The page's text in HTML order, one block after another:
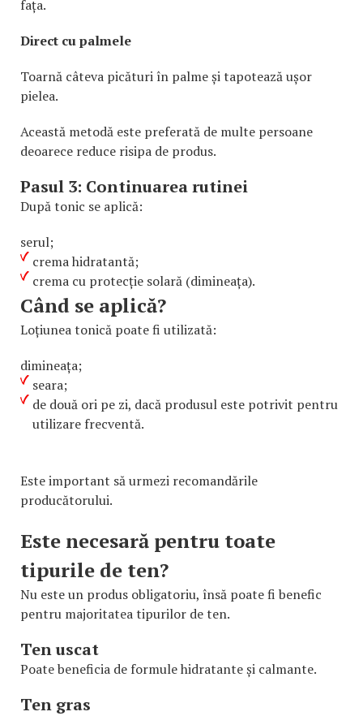
fața.
Direct cu palmele
Toarnă câteva picături în palme și tapotează ușor
pielea.
Această metodă este preferată de multe persoane
deoarece reduce risipa de produs.
Pasul 3: Continuarea rutinei
După tonic se aplică:
serul;
crema hidratantă;
crema cu protecție solară (dimineața).
Când se aplică?
Loțiunea tonică poate fi utilizată:
dimineața;
seara;
de două ori pe zi, dacă produsul este potrivit pentru
utilizare frecventă.
Este important să urmezi recomandările
producătorului.
Este necesară pentru toate
tipurile de ten?
Nu este un produs obligatoriu, însă poate fi benefic
pentru majoritatea tipurilor de ten.
Ten uscat
Poate beneficia de formule hidratante și calmante.
Ten gras